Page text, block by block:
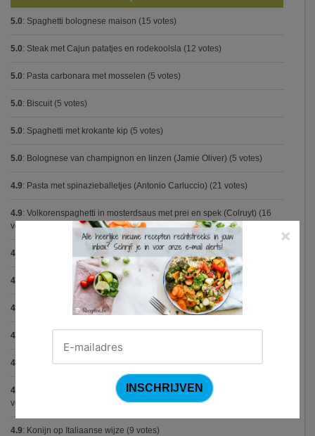
5.0: Spaghetti bolognese maison (15 votes)
5.0: Steak met Cajun patatjes en rodekoolsla (12 votes)
5.0: Pasta carbonara met mosselen (5 votes)
5.0: Biscuit (5 votes)
5.0: Spaghetti met krokante kip (5 votes)
5.0: Bolognese van champignon en linzen (Jamie Oliver) (5 votes)
4.9: Pasta met spinazieballetjes (Antonio Carluccio) (21 votes)
4.9: Volkorenspaghetti in mosterdsaus met prei en spek (Colruyt) (16
votes)
4.9 Gegrilde nougat met esdoornsiroop (14 votes)
4.9 Gegratineerde gehaktballen in tomatensaus(12 votes)
4.9 Gekarameliseerd witloof met serranoham (Ottolenghi)(11 votes)
4.9
4.9 Steak chimichurri (Gordon Ramsay)(10 votes)
4.9 Aspergepuree met garnalen en zure room (Piet Huysentruyt)
votes)
4.9: Konijn op Italiaanse wijze (9 votes)
×